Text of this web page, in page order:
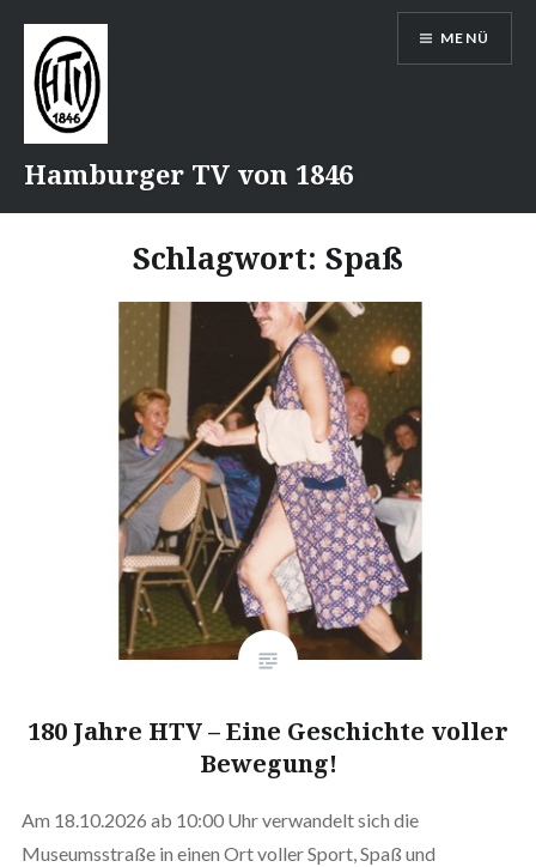
Inhalt
Hamburger TV von 1846
MENÜ
Schlagwort: Spaß
180 Jahre HTV – Eine Geschichte voller
Bewegung!
Am 18.10.2026 ab 10:00 Uhr verwandelt sich die
Museumsstraße in einen Ort voller Sport, Spaß und